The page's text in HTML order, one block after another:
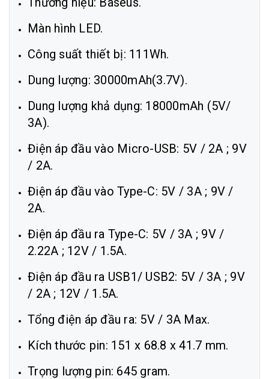
Màn hình LED.
Công suất thiết bị: 111Wh.
Dung lượng: 30000mAh(3.7V).
Dung lượng khả dụng: 18000mAh (5V/
3A).
Điện áp đầu vào Micro-USB: 5V / 2A ; 9V
/ 2A.
Điện áp đầu vào Type-C: 5V / 3A ; 9V /
2A.
Điện áp đầu ra Type-C: 5V / 3A ; 9V /
2.22A ; 12V / 1.5A.
Điện áp đầu ra USB1/ USB2: 5V / 3A ; 9V
/ 2A ; 12V / 1.5A.
Tổng điện áp đầu ra: 5V / 3A Max.
Kích thước pin: 151 x 68.8 x 41.7 mm.
Trọng lượng pin: 645 gram.